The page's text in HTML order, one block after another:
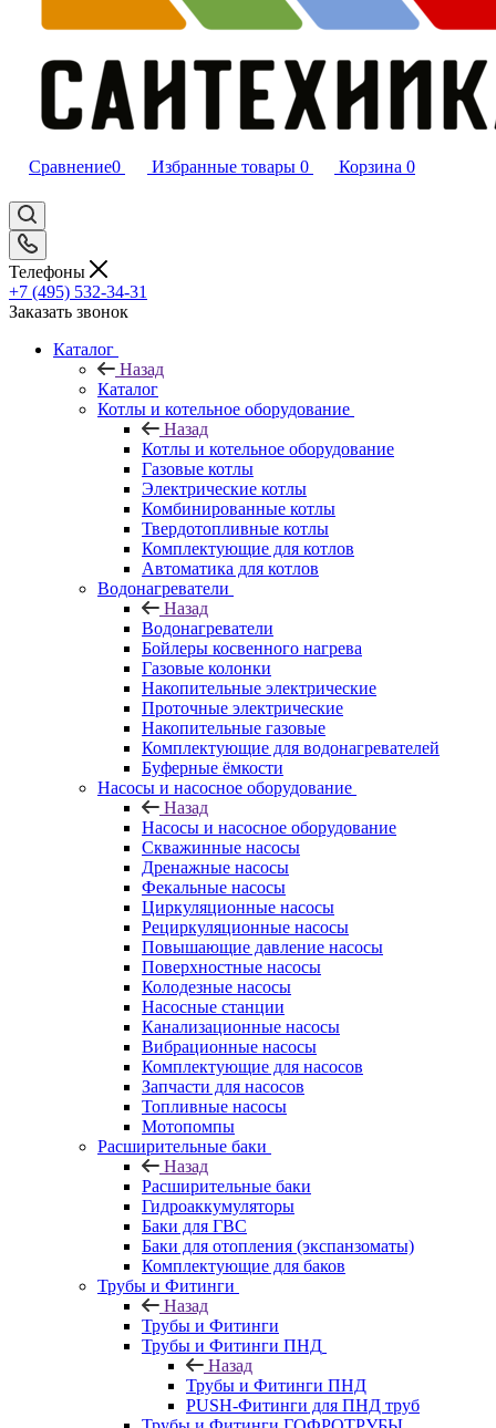
Сравнение0 Избранные товары 0 Корзина 0
Телефоны
+7 (495) 532‑34‑31
Заказать звонок
Каталог
Назад
Каталог
Котлы и котельное оборудование
Назад
Котлы и котельное оборудование
Газовые котлы
Электрические котлы
Комбинированные котлы
Твердотопливные котлы
Комплектующие для котлов
Автоматика для котлов
Водонагреватели
Назад
Водонагреватели
Бойлеры косвенного нагрева
Газовые колонки
Накопительные электрические
Проточные электрические
Накопительные газовые
Комплектующие для водонагревателей
Буферные ёмкости
Насосы и насосное оборудование
Назад
Насосы и насосное оборудование
Скважинные насосы
Дренажные насосы
Фекальные насосы
Циркуляционные насосы
Рециркуляционные насосы
Повышающие давление насосы
Поверхностные насосы
Колодезные насосы
Насосные станции
Канализационные насосы
Вибрационные насосы
Комплектующие для насосов
Запчасти для насосов
Топливные насосы
Мотопомпы
Расширительные баки
Назад
Расширительные баки
Гидроаккумуляторы
Баки для ГВС
Баки для отопления (экспанзоматы)
Комплектующие для баков
Трубы и Фитинги
Назад
Трубы и Фитинги
Трубы и Фитинги ПНД
Назад
Трубы и Фитинги ПНД
PUSH-Фитинги для ПНД труб